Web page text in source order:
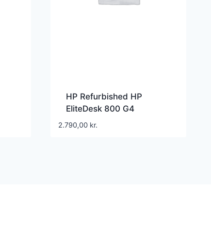
HP Refurbished HP
EliteDesk 800 G4
refurbished
2.790,00 kr.